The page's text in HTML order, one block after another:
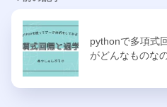
pythonで多項式
がどんなものな